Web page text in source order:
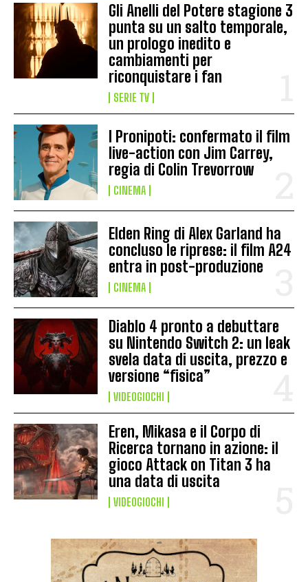
Gli Anelli del Potere stagione 3
punta su un salto temporale,
un prologo inedito e
cambiamenti per
riconquistare i fan
SERIE TV
I Pronipoti: confermato il film
live-action con Jim Carrey,
regia di Colin Trevorrow
CINEMA
Elden Ring di Alex Garland ha
concluso le riprese: il film A24
entra in post-produzione
CINEMA
Diablo 4 pronto a debuttare
su Nintendo Switch 2: un leak
svela data di uscita, prezzo e
versione “fisica”
VIDEOGIOCHI
Eren, Mikasa e il Corpo di
Ricerca tornano in azione: il
gioco Attack on Titan 3 ha
una data di uscita
VIDEOGIOCHI